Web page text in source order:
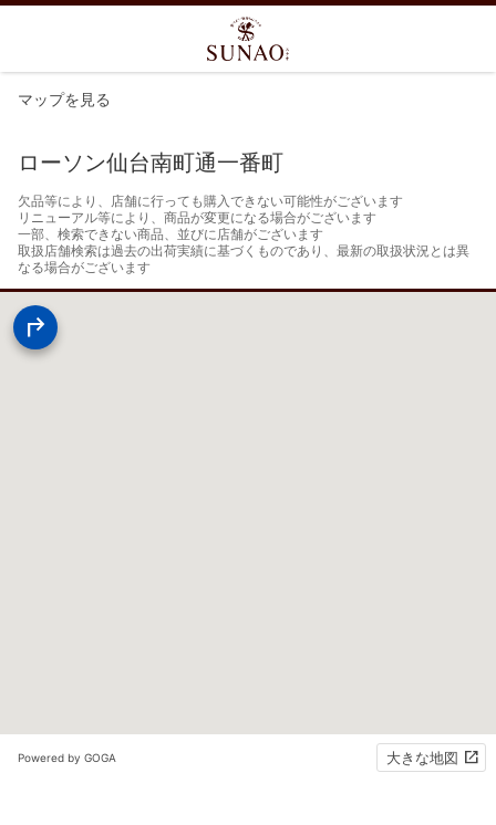
マップを見る
ローソン仙台南町通一番町
欠品等により、店舗に行っても購入できない可能性がございます
リニューアル等により、商品が変更になる場合がございます
一部、検索できない商品、並びに店舗がございます
取扱店舗検索は過去の出荷実績に基づくものであり、最新の取扱状況とは異
なる場合がございます
Powered by GOGA 大きな地図